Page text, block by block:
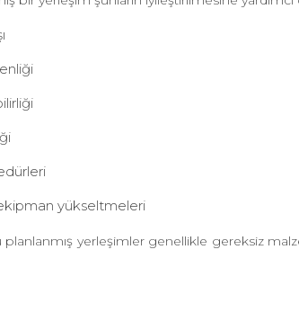
yükseltmeleri
planlanmış yerleşimler genellikle gereksiz